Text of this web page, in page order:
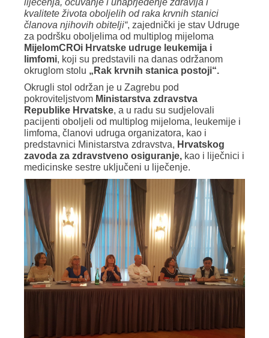
kvalitete života oboljelih od raka krvnih stanici
članova njihovih obitelji“, zajednički je stav Udruge
za podršku oboljelima od multiplog mijeloma
MijelomCROi Hrvatske udruge leukemija i
limfomi, koji su predstavili na danas održanom
okruglom stolu „Rak krvnih stanica postoji“.
Okrugli stol održan je u Zagrebu pod
pokroviteljstvom Ministarstva zdravstva
Republike Hrvatske, a u radu su sudjelovali
pacijenti oboljeli od multiplog mijeloma, leukemije i
limfoma, članovi udruga organizatora, kao i
predstavnici Ministarstva zdravstva, Hrvatskog
zavoda za zdravstveno osiguranje, kao i liječnici i
medicinske sestre uključeni u liječenje.